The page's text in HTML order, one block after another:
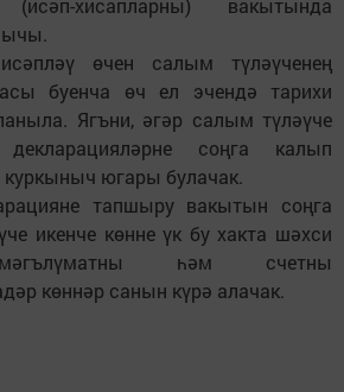
(исәп-хисапларны) вакытында
өчен салым түләүченең
буенча өч ел эчендә тарихи
Ягъни, әгәр салым түләүче
соңга калып
югары булачак.
тапшыру вакытын соңга
икенче көнне үк бу хакта шәхси
һәм счетны
көннәр санын күрә алачак.